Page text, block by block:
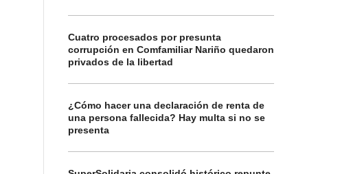
Cuatro procesados por presunta
corrupción en Comfamiliar Nariño quedaron
privados de la libertad
¿Cómo hacer una declaración de renta de
una persona fallecida? Hay multa si no se
presenta